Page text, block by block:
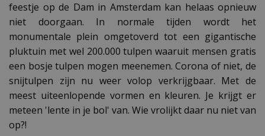
feestje op de Dam in Amsterdam kan helaas opnieuw
niet doorgaan. In normale tijden wordt het
monumentale plein omgetoverd tot een gigantische
pluktuin met wel 200.000 tulpen waaruit mensen gratis
een bosje tulpen mogen meenemen. Corona of niet, de
snijtulpen zijn nu weer volop verkrijgbaar. Met de
meest uiteenlopende vormen en kleuren. Je krijgt er
meteen 'lente in je bol' van. Wie vrolijkt daar nu niet van
op?!